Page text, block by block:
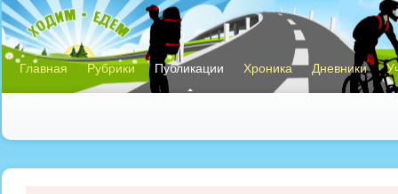
Главная Рубрики Публикации Хроника Дневники